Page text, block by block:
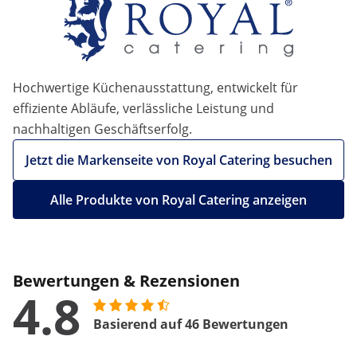
Hochwertige Küchenausstattung, entwickelt für
effiziente Abläufe, verlässliche Leistung und
nachhaltigen Geschäftserfolg.
Jetzt die Markenseite von Royal Catering besuchen
Alle Produkte von Royal Catering anzeigen
Bewertungen & Rezensionen
4.8 Basierend auf 46 Bewertungen